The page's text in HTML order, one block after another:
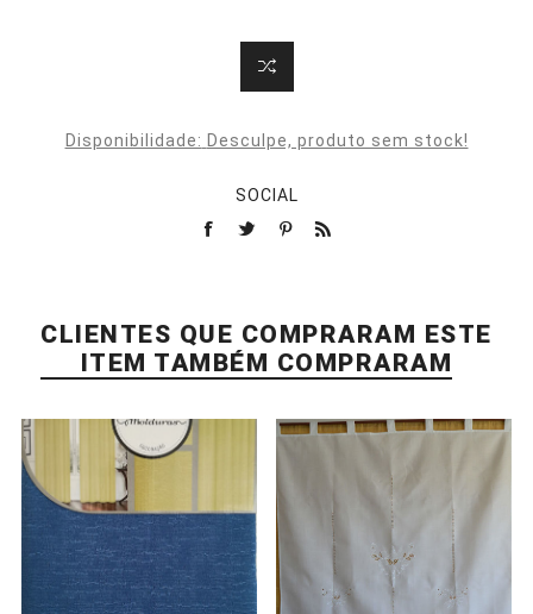
Disponibilidade: Desculpe, produto sem stock!
SOCIAL
CLIENTES QUE COMPRARAM ESTE
ITEM TAMBÉM COMPRARAM